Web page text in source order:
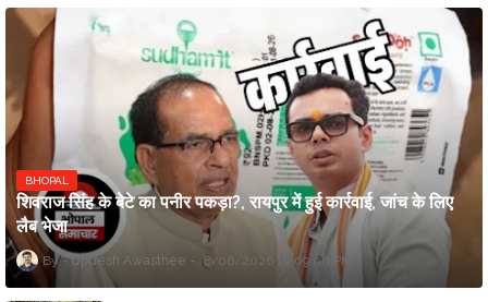
BHOPAL
शिवराज सिंह के बेटे का पनीर पकड़ा?, रायपुर में हुई कार्रवाई, जांच के लिए
लैब भेजा
Updesh Awasthee 8/06/2026 10:09:00 PM